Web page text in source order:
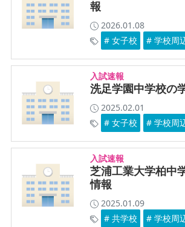
報
2026.01.08
# 女子校
# 学校周
入試速報
洗足学園中学校の
2025.02.01
# 女子校
# 学校周
入試速報
芝浦工業大学柏中
情報
2025.01.09
# 共学校
# 学校周